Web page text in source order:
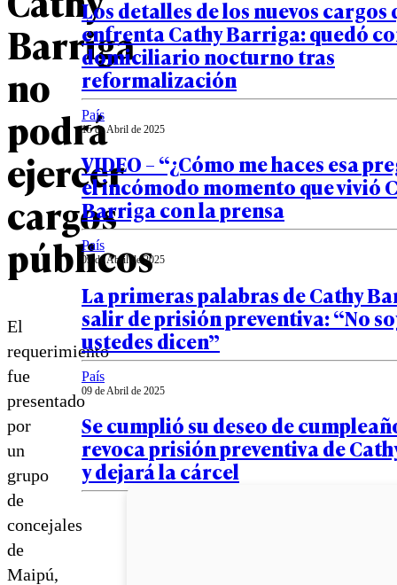
Barriga
no
podrá
ejercer
cargos
públicos
El
requerimiento
fue
presentado
por
un
grupo
de
concejales
de
Maipú,
Los detalles de los nuevos cargos
enfrenta Cathy Barriga: quedó
domiciliario nocturno tras
reformalización
País
15 de Abril de 2025
VIDEO – “¿Cómo me haces esa
el incómodo momento que vivió
Barriga con la prensa
País
09 de Abril de 2025
La primeras palabras de Cathy
salir de prisión preventiva: “No
ustedes dicen”
País
09 de Abril de 2025
Se cumplió su deseo de
revoca prisión preventiva de
y dejará la cárcel